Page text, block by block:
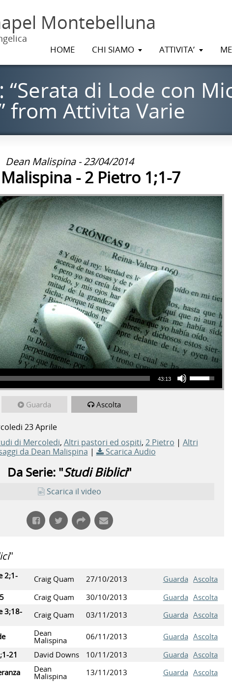
Montebelluna
HOME CHI SIAMO ATTIVITA’
“Serata di Lode con
from Attivita Varie
Dean Malispina - 23/04/2014
- 2 Pietro 1;1-7
43:13
Usa i tasti freccia su/giù per aumentare o diminuire il volume.
Guarda Ascolta
23 Aprile
di Mercoledi, Altri pastori ed ospiti, 2 Pietro | Altri
da Dean Malispina | Scarica Audio
Da Serie: "Studi Biblici"
Scarica il video
"
2;1- Craig Quam 27/10/2013 Guarda Ascolta
Craig Quam 30/10/2013 Guarda Ascolta
3;18-
Craig Quam 03/11/2013 Guarda Ascolta
Dean
Malispina 06/11/2013 Guarda Ascolta
21
David Downs 10/11/2013 Guarda Ascolta
Dean
Malispina 13/11/2013 Guarda Ascolta